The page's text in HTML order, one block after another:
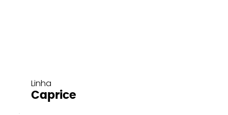
Linha
Caprice